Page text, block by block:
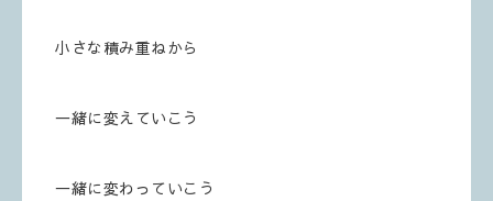
小さな積み重ねから
一緒に変えていこう
一緒に変わっていこう